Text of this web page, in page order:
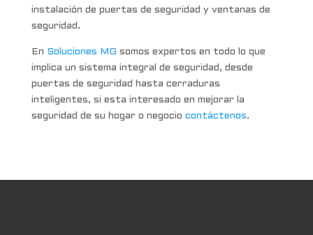
instalación de puertas de seguridad y ventanas de
seguridad.
En Soluciones MG somos expertos en todo lo que
implica un sistema integral de seguridad, desde
puertas de seguridad hasta cerraduras
inteligentes, si esta interesado en mejorar la
seguridad de su hogar o negocio contáctenos.